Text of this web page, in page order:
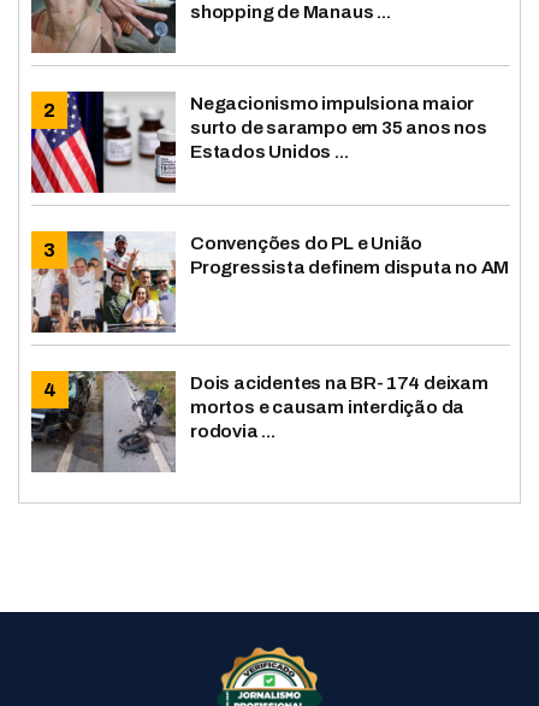
shopping de Manaus ...
Negacionismo impulsiona maior
surto de sarampo em 35 anos nos
Estados Unidos ...
Convenções do PL e União
Progressista definem disputa no AM
Dois acidentes na BR-174 deixam
mortos e causam interdição da
rodovia ...